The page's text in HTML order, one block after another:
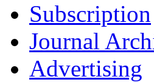
Subscription
Journal
Advertising